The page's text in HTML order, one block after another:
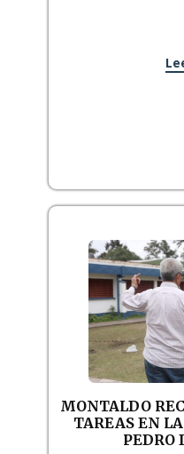
MONTALDO
TAREAS EN
PEDRO